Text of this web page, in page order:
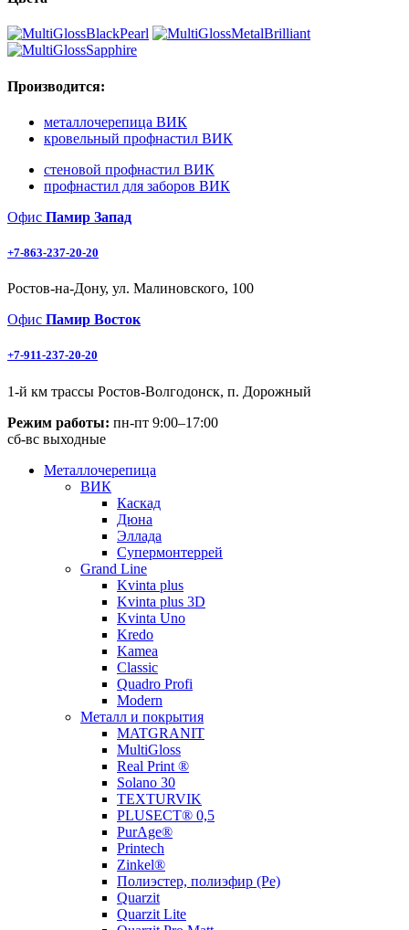
Производится:
металлочерепица ВИК
кровельный профнастил ВИК
стеновой профнастил ВИК
профнастил для заборов ВИК
Офис Памир Запад
+7-863-237-20-20
Ростов-на-Дону, ул. Малиновского, 100
Офис Памир Восток
+7-911-237-20-20
1-й км трассы Ростов-Волгодонск, п. Дорожный
Режим работы: пн-пт 9:00–17:00
сб-вс выходные
Металлочерепица
ВИК
Каскад
Дюна
Эллада
Супермонтеррей
Grand Line
Kvinta plus
Kvinta plus 3D
Kvinta Uno
Kredo
Kamea
Classic
Quadro Profi
Modern
Металл и покрытия
MATGRANIT
MultiGloss
Real Print ®
Solano 30
TEXTURVIK
PLUSECT® 0,5
PurAge®
Printech
Zinkel®
Полиэстер, полиэфир (Pe)
Quarzit
Quarzit Lite